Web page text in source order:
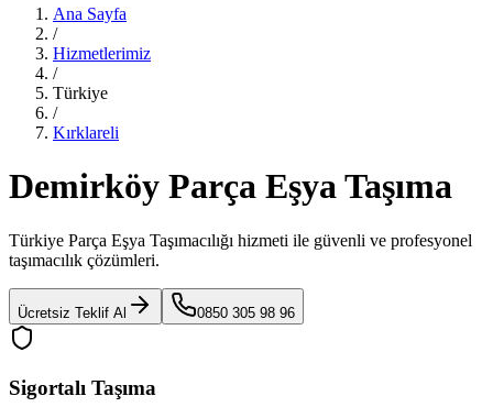
Ana Sayfa
/
Hizmetlerimiz
/
Türkiye
/
Kırklareli
Demirköy Parça Eşya Taşıma
Türkiye Parça Eşya Taşımacılığı hizmeti ile güvenli ve profesyonel
taşımacılık çözümleri.
Ücretsiz Teklif Al 0850 305 98 96
Sigortalı Taşıma